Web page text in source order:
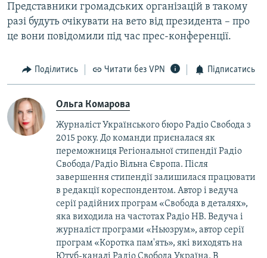
Представники громадських організацій в такому
разі будуть очікувати на вето від президента – про
це вони повідомили під час прес-конференції.
Поділитись Читати без VPN Підписатись
Ольга Комарова
Журналіст Українського бюро Радіо Свобода з
2015 року. До команди приєналася як
переможниця Регіональної стипендії Радіо
Свобода/Радіо Вільна Європа. Після
завершення стипендії залишилася працювати
в редакції кореспондентом. Автор і ведуча
серії радійних програм «Свобода в деталях»,
яка виходила на частотах Радіо НВ. Ведуча і
журналіст програми «Ньюзрум», автор серії
програм «Коротка пам'ять», які виходять на